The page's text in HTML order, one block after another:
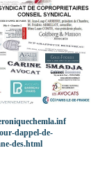
dappel-de-
des.html